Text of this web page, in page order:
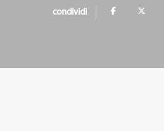
condividi